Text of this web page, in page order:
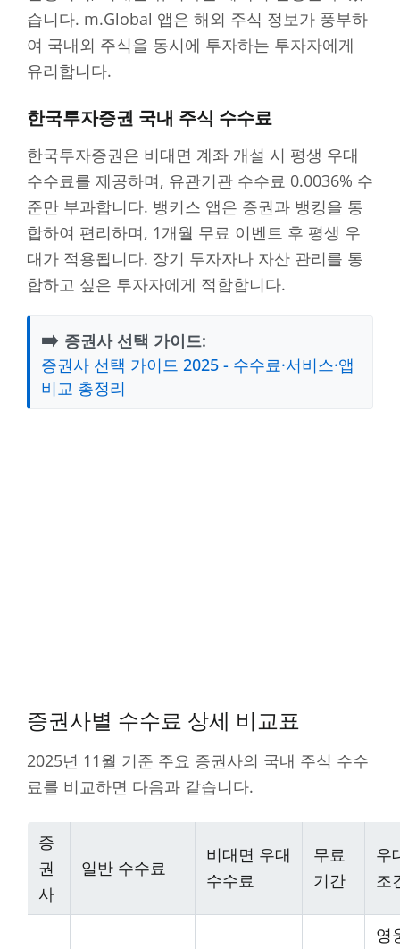
습니다. m.Global 앱은 해외 주식 정보가 풍부하
여 국내외 주식을 동시에 투자하는 투자자에게
유리합니다.
한국투자증권 국내 주식 수수료
한국투자증권은 비대면 계좌 개설 시 평생 우대
수수료를 제공하며, 유관기관 수수료 0.0036% 수
준만 부과합니다. 뱅키스 앱은 증권과 뱅킹을 통
합하여 편리하며, 1개월 무료 이벤트 후 평생 우
대가 적용됩니다. 장기 투자자나 자산 관리를 통
합하고 싶은 투자자에게 적합합니다.
➡️ 증권사 선택 가이드:
증권사 선택 가이드 2025 - 수수료·서비스·앱
비교 총정리
증권사별 수수료 상세 비교표
2025년 11월 기준 주요 증권사의 국내 주식 수수
료를 비교하면 다음과 같습니다.
증
권
사
일반 수수료
비대면 우대
수수료
무료
기간
우
조
영